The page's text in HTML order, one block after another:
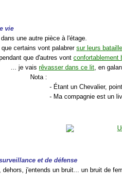
vie
dans une autre pièce à l'étage.
que certains vont palabrersur leurs
pendant que d'autres vontconfortablement
... je vaisrêvasser dans ce lit , en
Nota :
- Étant un Chevalier,
- Ma compagnie est un
et de défense
dehors, j'entends un bruit... un bruit de